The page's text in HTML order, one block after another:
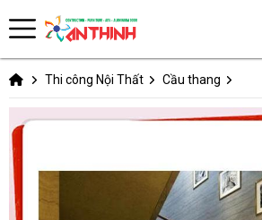
Thi công Nội Thất Cầu thang